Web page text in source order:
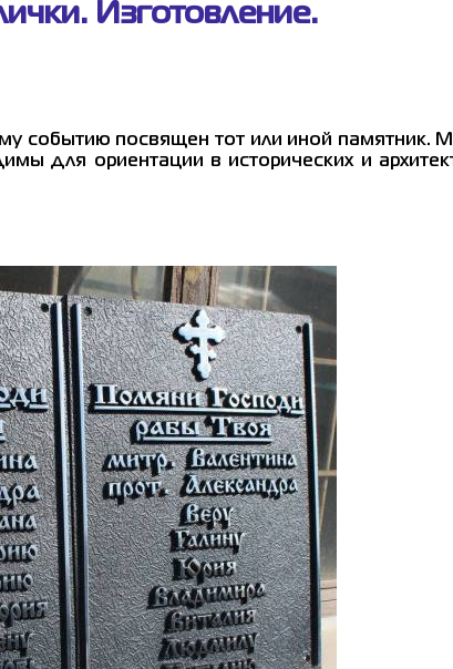
Изготовление.
событию посвящен тот или иной памятник.
для ориентации в исторических и